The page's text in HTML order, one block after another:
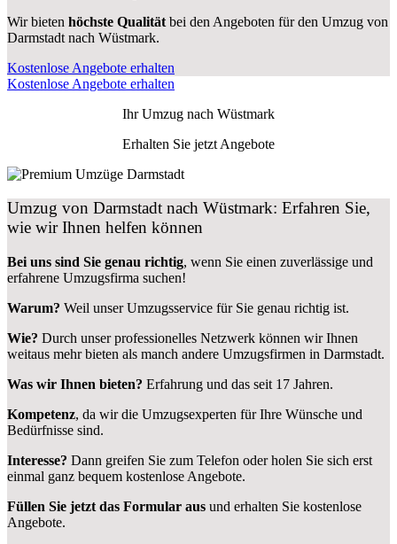
Wir bieten höchste Qualität bei den Angeboten für den Umzug von
Darmstadt nach Wüstmark.
Kostenlose Angebote erhalten
Kostenlose Angebote erhalten
Ihr Umzug nach Wüstmark
Erhalten Sie jetzt Angebote
Umzug von Darmstadt nach Wüstmark: Erfahren Sie,
wie wir Ihnen helfen können
Bei uns sind Sie genau richtig, wenn Sie einen zuverlässige und
erfahrene Umzugsfirma suchen!
Warum? Weil unser Umzugsservice für Sie genau richtig ist.
Wie? Durch unser professionelles Netzwerk können wir Ihnen
weitaus mehr bieten als manch andere Umzugsfirmen in Darmstadt.
Was wir Ihnen bieten? Erfahrung und das seit 17 Jahren.
Kompetenz, da wir die Umzugsexperten für Ihre Wünsche und
Bedürfnisse sind.
Interesse? Dann greifen Sie zum Telefon oder holen Sie sich erst
einmal ganz bequem kostenlose Angebote.
Füllen Sie jetzt das Formular aus und erhalten Sie kostenlose
Angebote.